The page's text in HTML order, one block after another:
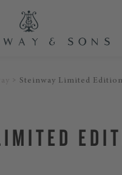
Steinway Limited